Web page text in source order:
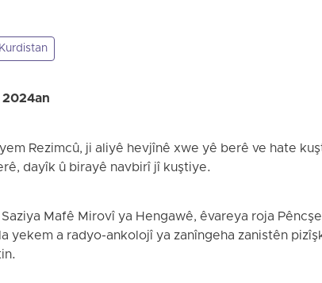
Kurdistan
2024an
Rezimcû, ji aliyê hevjînê xwe yê berê ve hate
dayîk û birayê navbirî jî kuştiye.
Mafê Mirovî ya Hengawê, êvareya roja
yekem a radyo-ankolojî ya zanîngeha zanistên